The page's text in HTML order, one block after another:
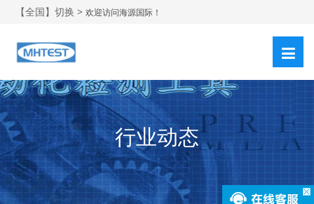
【全国】切换 >欢迎访问海源国际！
行业动态